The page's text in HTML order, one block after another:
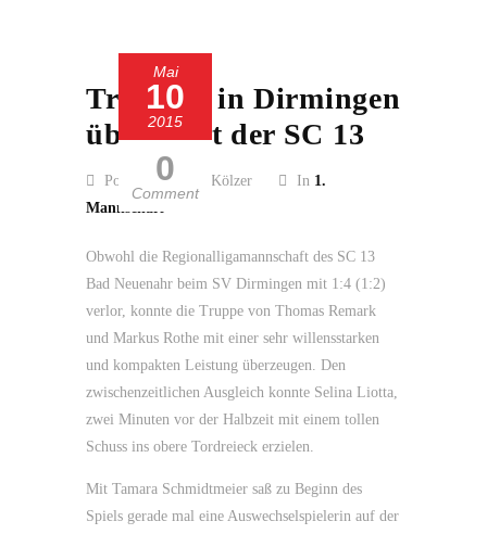
Mai
10
2015
0
Comment
Trotz 1:4 in Dirmingen
überzeugt der SC 13
Posted by Guido Kölzer In 1.
Mannschaft
Obwohl die Regionalligamannschaft des SC 13
Bad Neuenahr beim SV Dirmingen mit 1:4 (1:2)
verlor, konnte die Truppe von Thomas Remark
und Markus Rothe mit einer sehr willensstarken
und kompakten Leistung überzeugen. Den
zwischenzeitlichen Ausgleich konnte Selina Liotta,
zwei Minuten vor der Halbzeit mit einem tollen
Schuss ins obere Tordreieck erzielen.
Mit Tamara Schmidtmeier saß zu Beginn des
Spiels gerade mal eine Auswechselspielerin auf der